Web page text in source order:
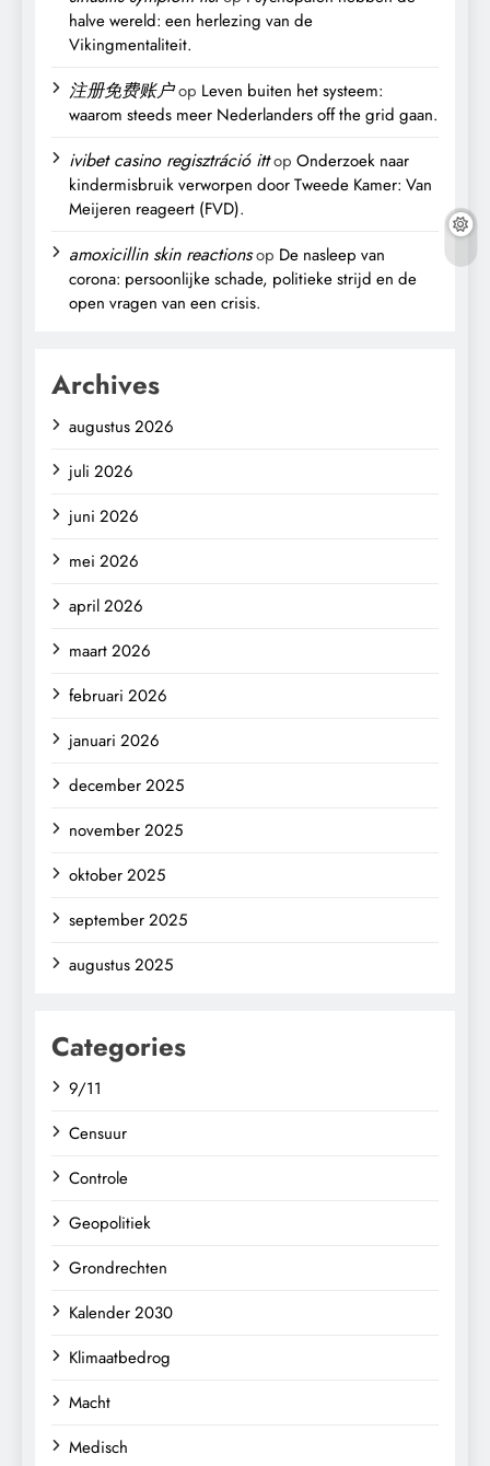
halve wereld: een herlezing van de
Vikingmentaliteit.
注册免费账户op Leven buiten het systeem:
waarom steeds meer Nederlanders off the grid gaan.
ivibet casino regisztráció ittop Onderzoek naar
kindermisbruik verworpen door Tweede Kamer: Van
Meijeren reageert (FVD).
amoxicillin skin reactionsop De nasleep van
corona: persoonlijke schade, politieke strijd en de
open vragen van een crisis.
Archives
augustus 2026
juli 2026
juni 2026
mei 2026
april 2026
maart 2026
februari 2026
januari 2026
december 2025
november 2025
oktober 2025
september 2025
augustus 2025
Categories
9/11
Censuur
Controle
Geopolitiek
Grondrechten
Kalender 2030
Klimaatbedrog
Macht
Medisch